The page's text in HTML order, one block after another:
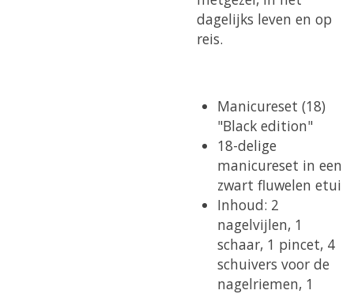
dagelijks leven en op
reis.
Manicureset (18)
"Black edition"
18-delige
manicureset in een
zwart fluwelen etui
Inhoud: 2
nagelvijlen, 1
schaar, 1 pincet, 4
schuivers voor de
nagelriemen, 1